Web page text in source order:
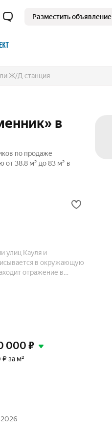
Разместить объявление
в
по продаже
38,8 м² до 83 м² в
улиц Кауля и
в окружающую
отражение в
000 ₽
₽ за м²